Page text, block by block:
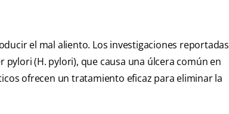
el mal aliento. Los investigaciones reportadas
(H. pylori), que causa una úlcera común en
ofrecen un tratamiento eficaz para eliminar la